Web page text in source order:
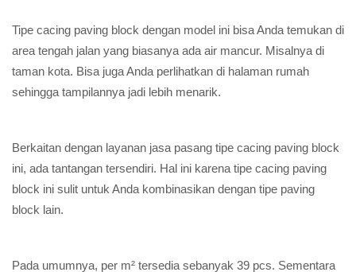
Tipe cacing paving block dengan model ini bisa Anda temukan di
area tengah jalan yang biasanya ada air mancur. Misalnya di
taman kota. Bisa juga Anda perlihatkan di halaman rumah
sehingga tampilannya jadi lebih menarik.
Berkaitan dengan layanan jasa pasang tipe cacing paving block
ini, ada tantangan tersendiri. Hal ini karena tipe cacing paving
block ini sulit untuk Anda kombinasikan dengan tipe paving
block lain.
Pada umumnya, per m² tersedia sebanyak 39 pcs. Sementara